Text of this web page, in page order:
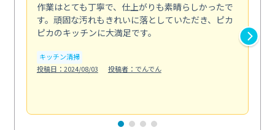
作業はとても丁寧で、仕上がりも素晴らしかったで
す。頑固な汚れもきれいに落としていただき、ピカ
ピカのキッチンに大満足です。
キッチン清掃
投稿日：2024/08/03
投稿者：でんでん